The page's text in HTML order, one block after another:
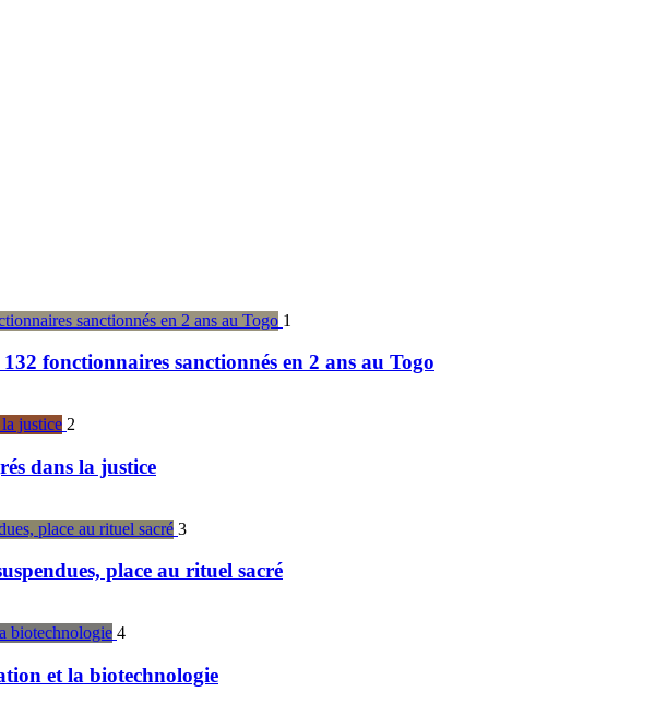
1
fonctionnaires sanctionnés en 2 ans au Togo
2
dans la justice
3
place au rituel sacré
4
et la biotechnologie